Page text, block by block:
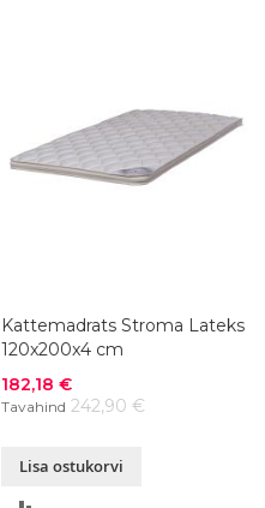
Kattemadrats Stroma Lateks
120x200x4 cm
Soodushind
182,18 €
Tavahind 242,90 €
Lisa ostukorvi